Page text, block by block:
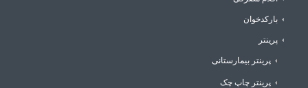
بارکدخوان
پرینتر
پرینتر بیمارستانی
پرینتر چاپ چک